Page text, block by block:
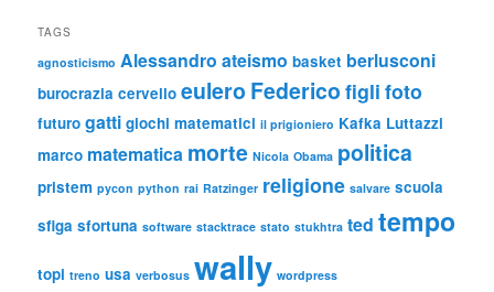
TAGS
agnosticismo Alessandro ateismo basket berlusconi
burocrazia cervello eulero Federico figli foto
futuro gatti giochi matematici il prigioniero Kafka Luttazzi
marco matematica morte Nicola Obama politica
pristem pycon python rai Ratzinger religione salvare scuola
sfiga sfortuna software stacktrace stato stukhtra ted tempo
topi treno usa verbosus wally wordpress